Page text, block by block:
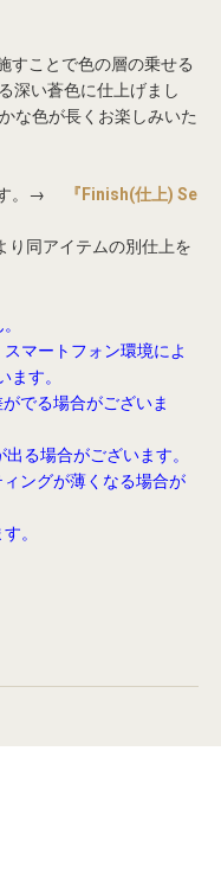
すことで色の層の乗せる
深い蒼色に仕上げまし
な色が長くお楽しみいた
す。→
『Finish(仕上) Se
り同アイテムの別仕上を
マートフォン環境によ
ます。
でる場合がございま
る場合がございます。
ングが薄くなる場合が
。